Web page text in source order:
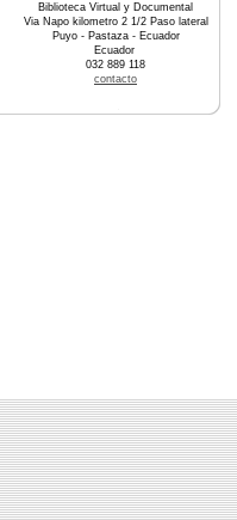
Biblioteca Virtual y Documental
Via Napo kilometro 2 1/2 Paso lateral
Puyo - Pastaza - Ecuador
Ecuador
032 889 118
contacto